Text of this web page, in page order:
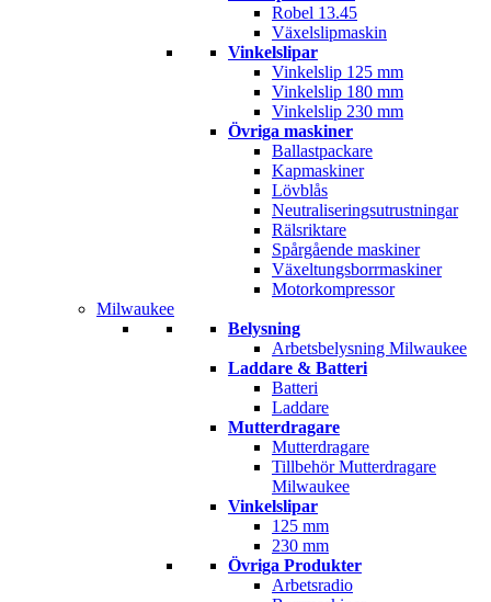
Robel 13.45
Växelslipmaskin
Vinkelslipar
Vinkelslip 125 mm
Vinkelslip 180 mm
Vinkelslip 230 mm
Övriga maskiner
Ballastpackare
Kapmaskiner
Lövblås
Neutraliseringsutrustningar
Rälsriktare
Spårgående maskiner
Växeltungsborrmaskiner
Motorkompressor
Milwaukee
Belysning
Arbetsbelysning Milwaukee
Laddare & Batteri
Batteri
Laddare
Mutterdragare
Mutterdragare
Tillbehör Mutterdragare
Milwaukee
Vinkelslipar
125 mm
230 mm
Övriga Produkter
Arbetsradio